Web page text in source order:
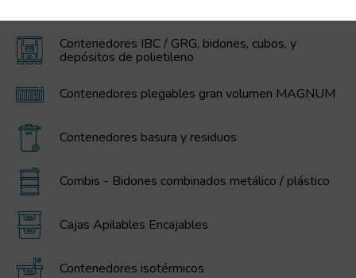
Contenedores IBC / GRG, bidones, cubos, y
depósitos de polietileno
Contenedores plegables gran volumen MAGNUM
Contenedores basura y residuos
Combis - Bidones combinados metálico / plástico
Cajas Apilables Encajables
Contenedores isotérmicos